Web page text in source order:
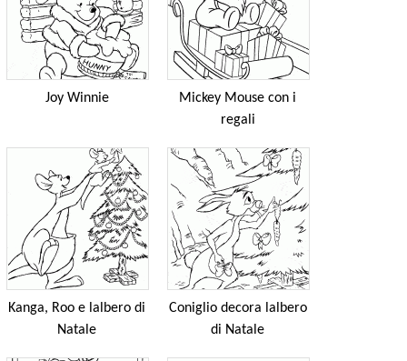
Joy Winnie
Mickey Mouse con i
regali
Kanga, Roo e lalbero di
Natale
Coniglio decora lalbero
di Natale